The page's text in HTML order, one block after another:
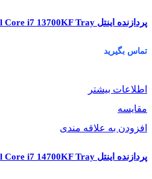
پردازنده اینتل Intel Core i7 13700KF Tray
تماس بگیرید
اطلاعات بیشتر
مقایسه
افزودن به علاقه مندی
پردازنده اینتل Intel Core i7 14700KF Tray